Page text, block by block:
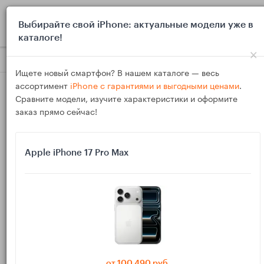
Блог Обзоры Топ iPad и Android‑планшетов 2027 года
06
Топ iPad и Android‑планшетов 2027 года для
Выбирайте свой iPhone: актуальные модели уже в
каталоге!
×
Ищете новый смартфон? В нашем каталоге — весь
ассортимент iPhone с гарантиями и выгодными ценами.
Сравните модели, изучите характеристики и оформите
заказ прямо сейчас!
Apple iPhone 17 Pro Max